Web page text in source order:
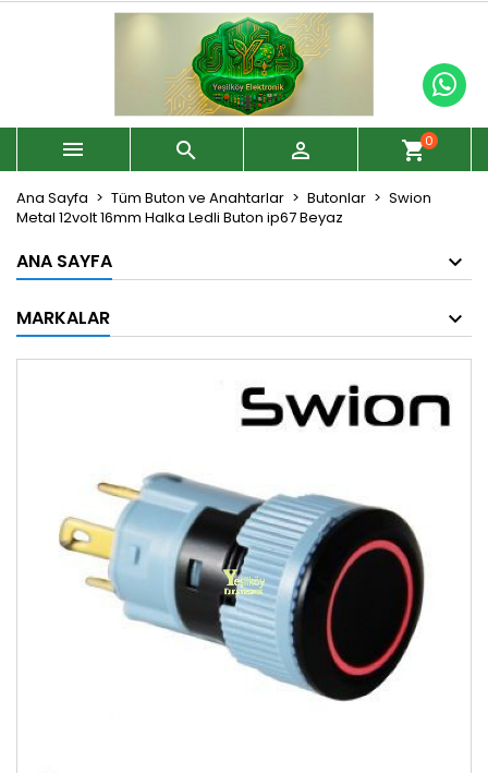
   shopping_cart0
Ana Sayfa Tüm Buton ve Anahtarlar Butonlar
Swion
Metal 12volt 16mm Halka Ledli Buton ip67 Beyaz
ANA SAYFA
MARKALAR